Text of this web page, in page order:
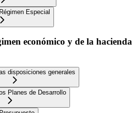
Especial
económico y de la hacienda
disposiciones generales
Planes de Desarrollo